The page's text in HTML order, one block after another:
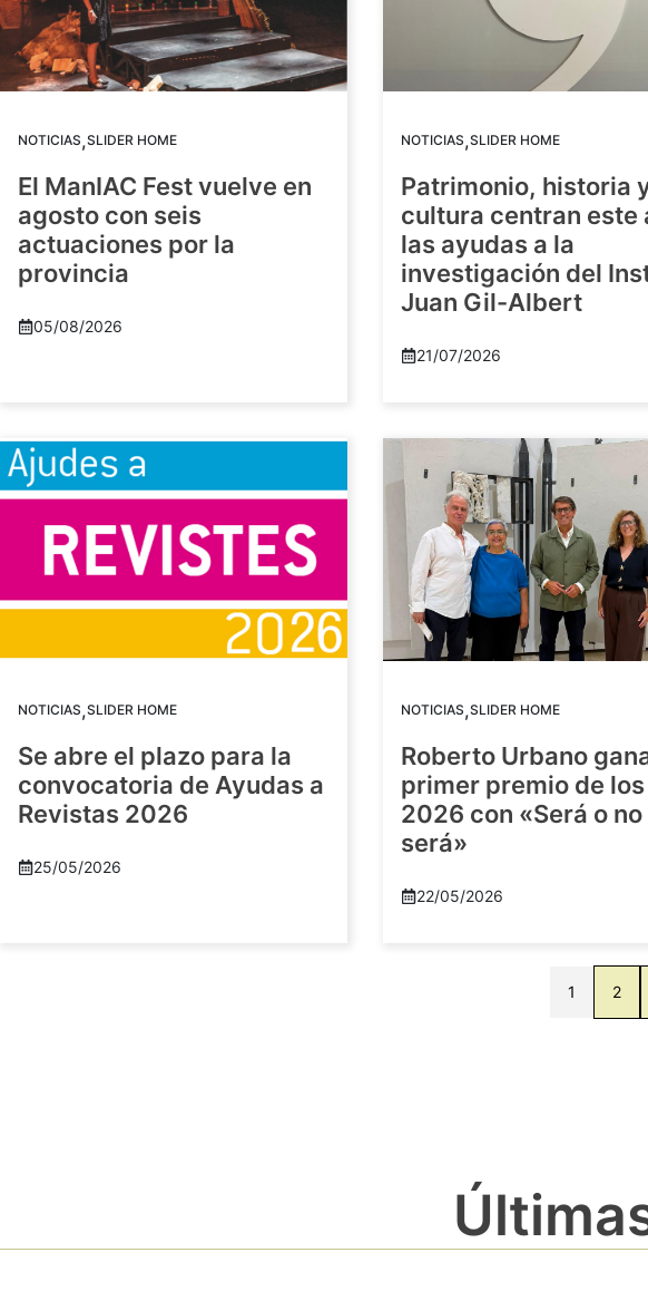
NOTICIAS,SLIDER HOME
El ManIAC Fest vuelve en
agosto con seis
actuaciones por la
provincia
05/08/2026
NOTICIAS,SLIDER HOME
Patrimonio, historia
cultura centran este
las ayudas a la
investigación del
Juan Gil-Albert
21/07/2026
NOTICIAS,SLIDER HOME
Se abre el plazo para la
convocatoria de Ayudas a
Revistas 2026
25/05/2026
NOTICIAS,SLIDER HOME
Roberto Urbano
primer premio de los
2026 con «Será o no
será»
22/05/2026
1 2